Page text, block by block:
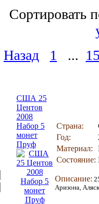
Сортировать
Назад
1 ...
США 25
Центов
2008
Набор 5
монет
Пруф
Страна:
Год:
Материал:
Состояние:
Описание:
Аризона,